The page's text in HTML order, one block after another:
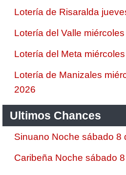
Lotería de Risaralda
Lotería del Valle
Lotería del Meta
Lotería de Manizales
2026
Ultimos Chances
Sinuano Noche sábado 8
Caribeña Noche sábado